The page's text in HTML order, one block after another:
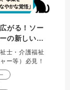
がる！ソー
の新しい働
今後
理念を現実
へつなぐ
悟」
士・介護福祉
ー等）必見！